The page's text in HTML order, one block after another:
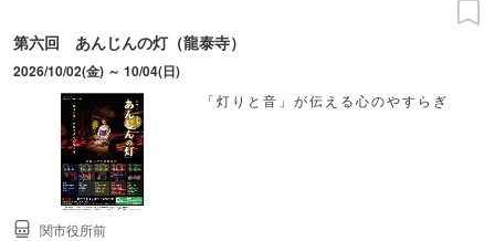
第六回 あんじんの灯（龍泰寺）
2026/10/02(金) ～ 10/04(日)
「灯りと音」が伝える心のやすらぎ
関市役所前